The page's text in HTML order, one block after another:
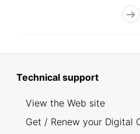
Technical support
View the Web site
Get / Renew your Digital